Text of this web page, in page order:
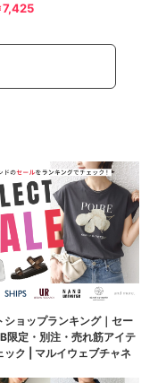
7,425
ショップランキング｜セー
限定・別注・売れ筋アイテ
ック | マルイウェブチャネ